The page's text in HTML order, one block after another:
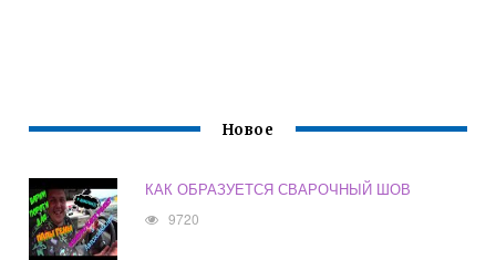
Новое
КАК ОБРАЗУЕТСЯ СВАРОЧНЫЙ ШОВ
9720